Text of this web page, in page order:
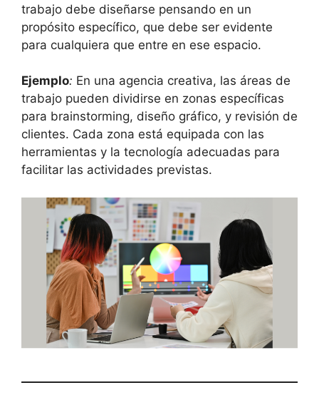
trabajo debe diseñarse pensando en un
propósito específico, que debe ser evidente
para cualquiera que entre en ese espacio.
Ejemplo: En una agencia creativa, las áreas de
trabajo pueden dividirse en zonas específicas
para brainstorming, diseño gráfico, y revisión de
clientes. Cada zona está equipada con las
herramientas y la tecnología adecuadas para
facilitar las actividades previstas.